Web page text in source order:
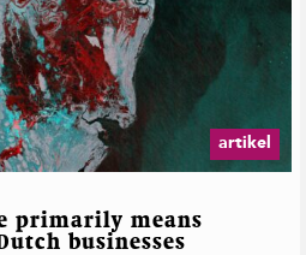
artikel
primarily means
businesses